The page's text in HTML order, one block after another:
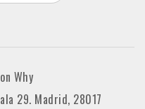
Why
29. Madrid, 28017